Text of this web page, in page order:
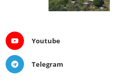
Youtube
Telegram